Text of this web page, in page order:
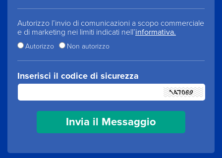
Autorizzo l’invio di comunicazioni a scopo commerciale
e di marketing nei limiti indicati nell’informativa.
Autorizzo Non autorizzo
Inserisci il codice di sicurezza